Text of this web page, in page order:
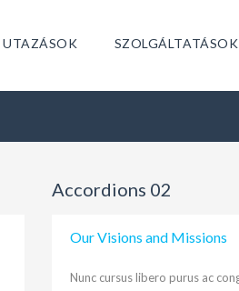
UTAZÁSOK SZOLGÁLTATÁSOK
Accordions 02
Our Visions and Missions
Nunc cursus libero purus ac